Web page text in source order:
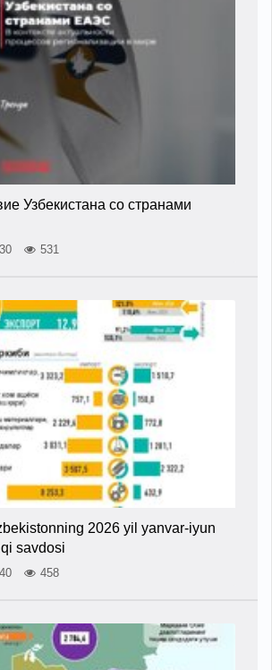
Узбекистана со странами
531
2026 yil yanvar-iyun
savdosi
458